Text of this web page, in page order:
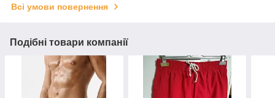
Всі умови повернення
Подібні товари компанії